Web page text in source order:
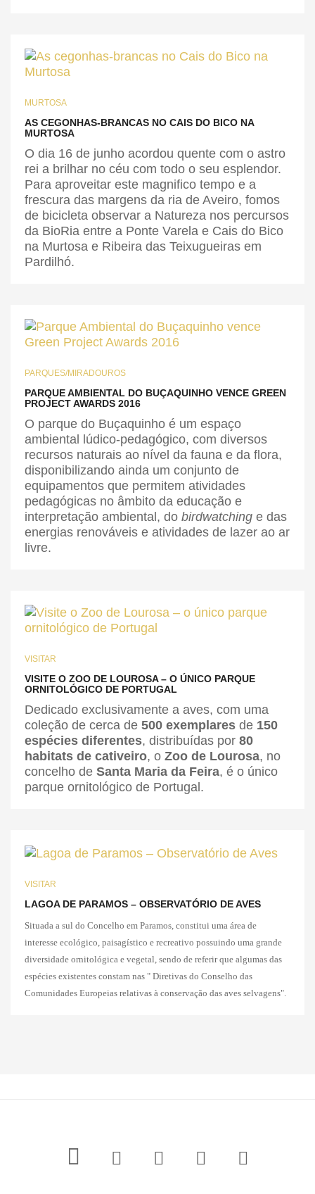
MURTOSA
AS CEGONHAS-BRANCAS NO CAIS DO BICO NA
MURTOSA
O dia 16 de junho acordou quente com o astro
rei a brilhar no céu com todo o seu esplendor.
Para aproveitar este magnifico tempo e a
frescura das margens da ria de Aveiro, fomos
de bicicleta observar a Natureza nos percursos
da BioRia entre a Ponte Varela e Cais do Bico
na Murtosa e Ribeira das Teixugueiras em
Pardilhó.
PARQUES/MIRADOUROS
PARQUE AMBIENTAL DO BUÇAQUINHO VENCE GREEN
PROJECT AWARDS 2016
O parque do Buçaquinho é um espaço
ambiental lúdico-pedagógico, com diversos
recursos naturais ao nível da fauna e da flora,
disponibilizando ainda um conjunto de
equipamentos que permitem atividades
pedagógicas no âmbito da educação e
interpretação ambiental, do birdwatching e das
energias renováveis e atividades de lazer ao ar
livre.
VISITAR
VISITE O ZOO DE LOUROSA – O ÚNICO PARQUE
ORNITOLÓGICO DE PORTUGAL
Dedicado exclusivamente a aves, com uma
coleção de cerca de 500 exemplares de 150
espécies diferentes, distribuídas por 80
habitats de cativeiro, o Zoo de Lourosa, no
concelho de Santa Maria da Feira, é o único
parque ornitológico de Portugal.
VISITAR
LAGOA DE PARAMOS – OBSERVATÓRIO DE AVES
Situada a sul do Concelho em Paramos, constitui uma área de
interesse ecológico, paisagístico e recreativo possuindo uma grande
diversidade ornitológica e vegetal, sendo de referir que algumas das
espécies existentes constam nas " Diretivas do Conselho das
Comunidades Europeias relativas à conservação das aves selvagens".